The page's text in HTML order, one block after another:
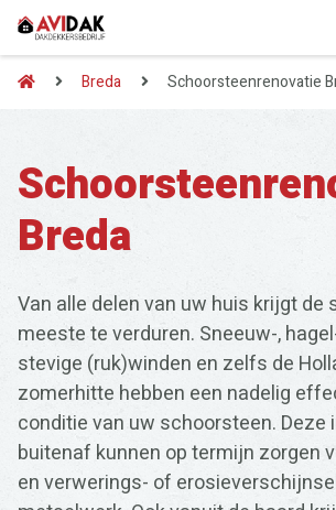
Breda Schoorsteenrenovatie
Breda
Van alle delen van uw huis krijgt
meeste te verduren. Sneeuw-,
stevige (ruk)winden en zelfs de
zomerhitte hebben een nadelig
conditie van uw schoorsteen. Deze
buitenaf kunnen op termijn zorgen
en verwerings- of